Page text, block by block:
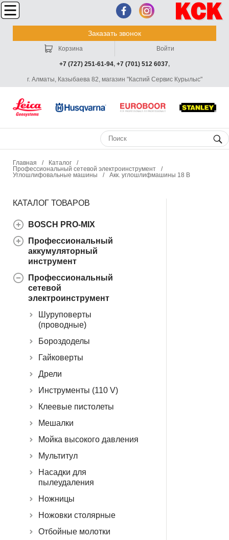
Заказать звонок
+7 (727) 251-61-94, +7 (701) 512 6037,
г. Алматы, Казыбаева 82, магазин "Каспий Сервис Курылыс"
Корзина Войти
Главная / Каталог
/
Профессиональный сетевой электроинструмент
/
Углошлифовальные машины
/ Акк. углошлифмашины 18 В
КАТАЛОГ ТОВАРОВ
BOSCH PRO-MIX
Профессиональный
аккумуляторный
инструмент
Профессиональный
сетевой
электроинструмент
Шуруповерты
(проводные)
Бороздоделы
Гайковерты
Дрели
Инструменты (110 V)
Клеевые пистолеты
Мешалки
Мойка высокого давления
Мультитул
Насадки для
пылеудаления
Ножницы
Ножовки столярные
Отбойные молотки